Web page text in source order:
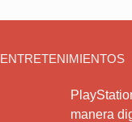
ENTRETENIMIENTOS
manera